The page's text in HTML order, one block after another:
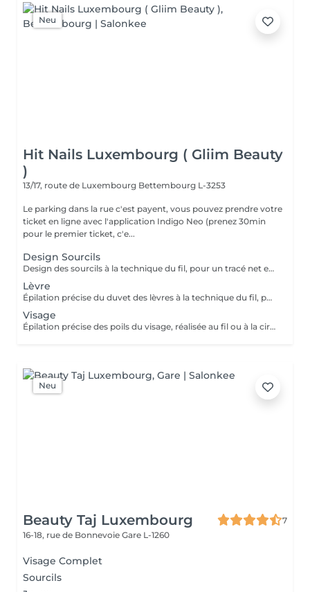
Neu
Hit Nails Luxembourg ( Gliim Beauty
)
13/17, route de Luxembourg Bettembourg L-3253
Le parking dans la rue c'est payent, vous pouvez prendre votre
ticket en ligne avec l'application Indigo Neo (prenez 30min
pour le premier ticket, c'e...
Design Sourcils
Design des sourcils à la technique du fil, pour un tracé net et harmonieux. Le service comprend la définition de la forme adaptée à votre visage, pour un résultat naturel et parfaitement structuré.
Lèvre
Épilation précise du duvet des lèvres à la technique du fil, pour un contour net et lisse. Le service assure un résultat délicat, confortable et parfaitement soigné.
Visage
Épilation précise des poils du visage, réalisée au fil ou à la cire, pour un teint net et lisse. Le service inclut la préparation et le soin de la peau, assurant un résultat confortable, soigné et durable.
Neu
Beauty Taj Luxembourg
7
16-18, rue de Bonnevoie Gare L-1260
Visage Complet
Sourcils